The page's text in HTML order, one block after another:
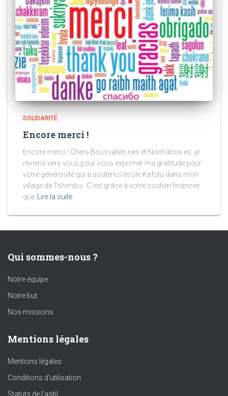
SOLIDARITÉ
Encore merci !
Encore merci ! Chers Bousvalien.nes et Noirhatois.es, je
reviens vers vous pour vous exprimer ma gratitude pour
votre générosité qui a soutenu l’école Kafutu dans mon
village de Tshimbu. C’est grâce à votre soutien financier
que Lire la suite
Qui sommes-nous ?
Notre équipe
Notre but
Nos missions
Mentions légales
Mentions légales
Conditions d’utilisation
Statuts de l’asbl